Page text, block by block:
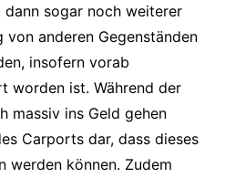
dann sogar noch weiterer
anderen Gegenständen
insofern vorab
worden ist. Während der
massiv ins Geld gehen
Carports dar, dass dieses
werden können. Zudem